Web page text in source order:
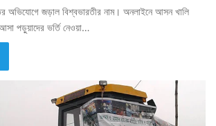
অভিযোগে জড়াল বিশ্বভারতীর নাম। অনলাইনে আসন খালি
পড়ুয়াদের ভর্তি নেওয়া…